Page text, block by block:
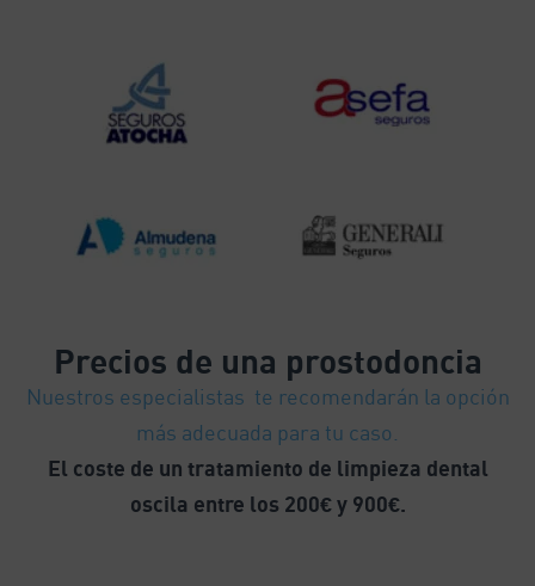
Precios de una prostodoncia
Nuestros especialistas te recomendarán la opción
más adecuada para tu caso.
El coste de un tratamiento de limpieza dental
oscila entre los 200€ y 900€.